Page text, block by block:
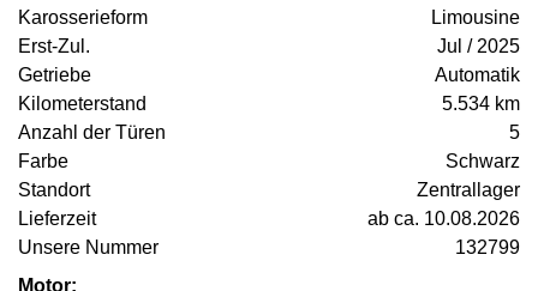
Karosserieform
Limousine
Erst-Zul.
Jul / 2025
Getriebe
Automatik
Kilometerstand
5.534 km
Anzahl der Türen
5
Farbe
Schwarz
Standort
Zentrallager
Lieferzeit
ab ca. 10.08.2026
Unsere Nummer
132799
Motor: